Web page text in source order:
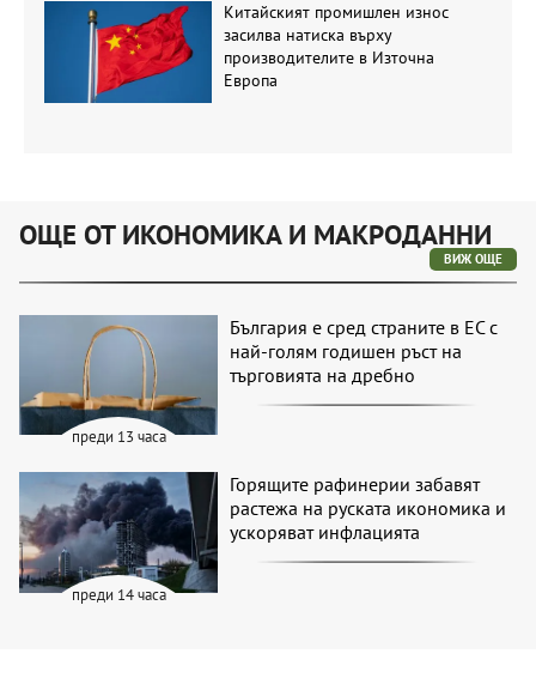
Китайският промишлен износ
засилва натиска върху
производителите в Източна
Европа
ОЩЕ ОТ ИКОНОМИКА И МАКРОДАННИ
ВИЖ ОЩЕ
преди 13 часа
България е сред страните в ЕС с
най-голям годишен ръст на
търговията на дребно
преди 14 часа
Горящите рафинерии забавят
растежа на руската икономика и
ускоряват инфлацията